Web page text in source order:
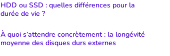
HDD ou SSD : quelles différences pour la
durée de vie ?
À quoi s’attendre concrètement : la longévité
moyenne des disques durs externes